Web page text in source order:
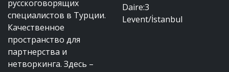
русскоговорящих
специалистов в Турции.
Качественное
пространство для
партнерства и
нетворкинга. Здесь –
Daire:3
Levent/İstanbul